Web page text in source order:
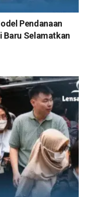
Pendanaan
Baru Selamatkan